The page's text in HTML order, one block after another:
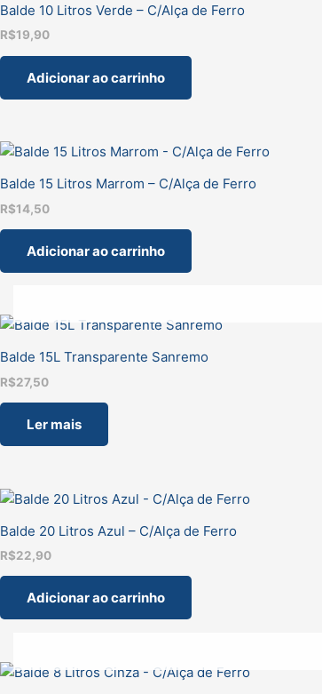
Balde 10 Litros Verde – C/Alça de Ferro
R$19,90
Adicionar ao carrinho
Balde 15 Litros Marrom – C/Alça de Ferro
R$14,50
Adicionar ao carrinho
Balde 15L Transparente Sanremo
R$27,50
Ler mais
Balde 20 Litros Azul – C/Alça de Ferro
R$22,90
Adicionar ao carrinho